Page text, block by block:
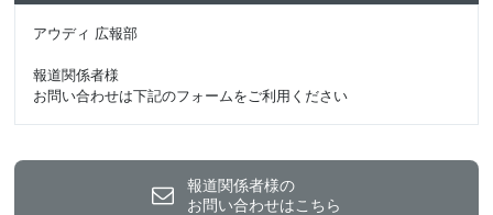
アウディ 広報部
報道関係者様
お問い合わせは下記のフォームをご利用ください
報道関係者様の
お問い合わせはこちら